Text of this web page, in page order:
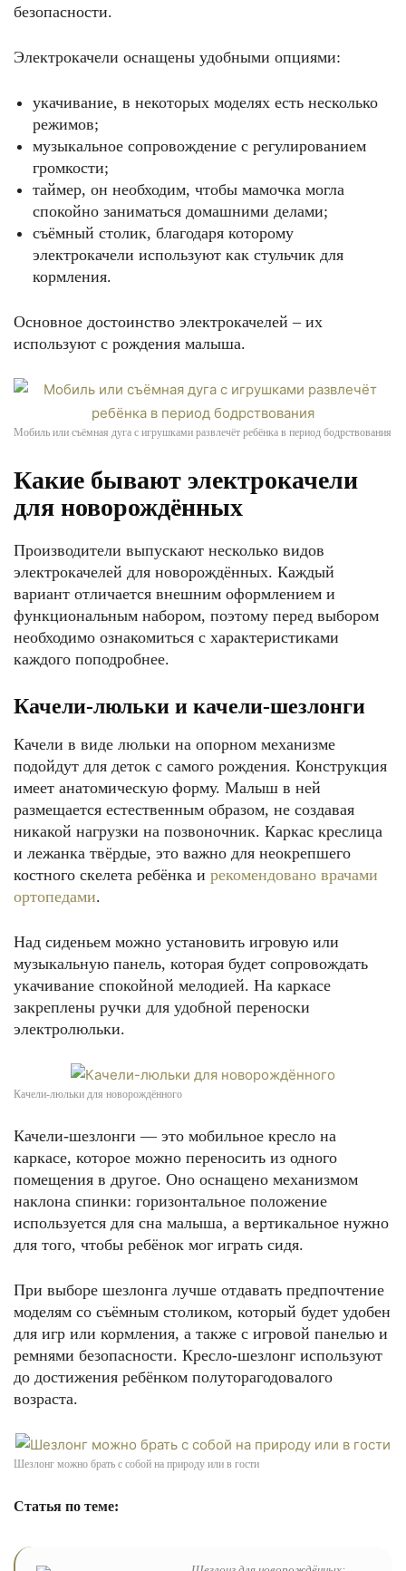
безопасности.
Электрокачели оснащены удобными опциями:
укачивание, в некоторых моделях есть несколько
режимов;
музыкальное сопровождение с регулированием
громкости;
таймер, он необходим, чтобы мамочка могла
спокойно заниматься домашними делами;
съёмный столик, благодаря которому
электрокачели используют как стульчик для
кормления.
Основное достоинство электрокачелей – их
используют с рождения малыша.
Мобиль или съёмная дуга с игрушками развлечёт ребёнка в период бодрствования
Какие бывают электрокачели
для новорождённых
Производители выпускают несколько видов
электрокачелей для новорождённых. Каждый
вариант отличается внешним оформлением и
функциональным набором, поэтому перед выбором
необходимо ознакомиться с характеристиками
каждого поподробнее.
Качели-люльки и качели-шезлонги
Качели в виде люльки на опорном механизме
подойдут для деток с самого рождения. Конструкция
имеет анатомическую форму. Малыш в ней
размещается естественным образом, не создавая
никакой нагрузки на позвоночник. Каркас креслица
и лежанка твёрдые, это важно для неокрепшего
костного скелета ребёнка и рекомендовано врачами
ортопедами.
Над сиденьем можно установить игровую или
музыкальную панель, которая будет сопровождать
укачивание спокойной мелодией. На каркасе
закреплены ручки для удобной переноски
электролюльки.
Качели-люльки для новорождённого
Качели-шезлонги — это мобильное кресло на
каркасе, которое можно переносить из одного
помещения в другое. Оно оснащено механизмом
наклона спинки: горизонтальное положение
используется для сна малыша, а вертикальное нужно
для того, чтобы ребёнок мог играть сидя.
При выборе шезлонга лучше отдавать предпочтение
моделям со съёмным столиком, который будет удобен
для игр или кормления, а также с игровой панелью и
ремнями безопасности. Кресло-шезлонг используют
до достижения ребёнком полуторагодовалого
возраста.
Шезлонг можно брать с собой на природу или в гости
Статья по теме: